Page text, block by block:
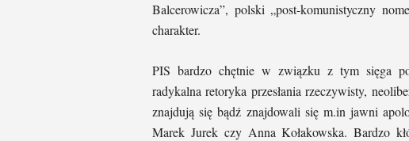
Balcerowicza”, polski „post-komunistyczny
charakter.
PIS bardzo chętnie w związku z tym sięga
radykalna retoryka przesłania rzeczywisty,
znajdują się bądź znajdowali się m.in jawni
Marek Jurek czy Anna Kołakowska. Bardzo